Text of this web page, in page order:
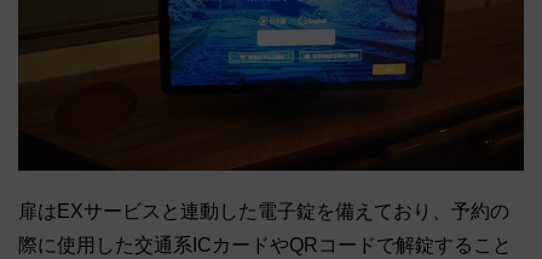
扉はEXサービスと連動した電子錠を備えており、予約の
際に使用した交通系ICカードやQRコードで解錠すること